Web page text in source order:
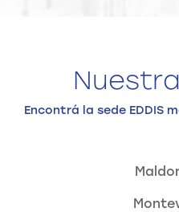
Encontrá la sede EDDIS